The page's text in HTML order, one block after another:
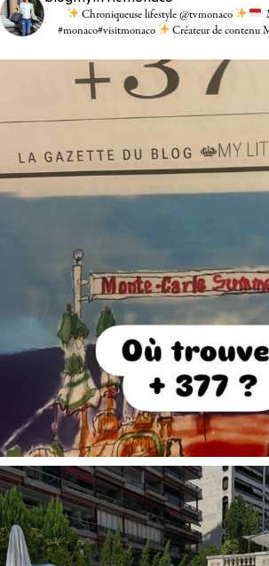
Chroniqueuse lifestyle @tvmonaco
#monaco#visitmonaco
Créateur de contenu